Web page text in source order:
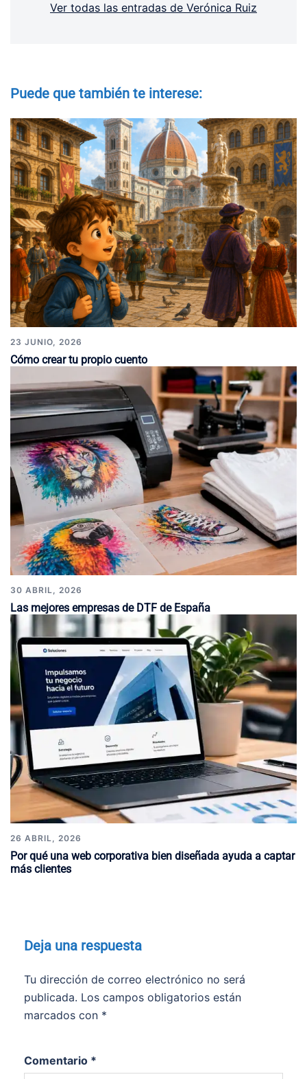
Ver todas las entradas de Verónica Ruiz
Puede que también te interese:
23 JUNIO, 2026
Cómo crear tu propio cuento
30 ABRIL, 2026
Las mejores empresas de DTF de España
26 ABRIL, 2026
Por qué una web corporativa bien diseñada ayuda a captar
más clientes
Deja una respuesta
Tu dirección de correo electrónico no será
publicada. Los campos obligatorios están
marcados con *
Comentario *